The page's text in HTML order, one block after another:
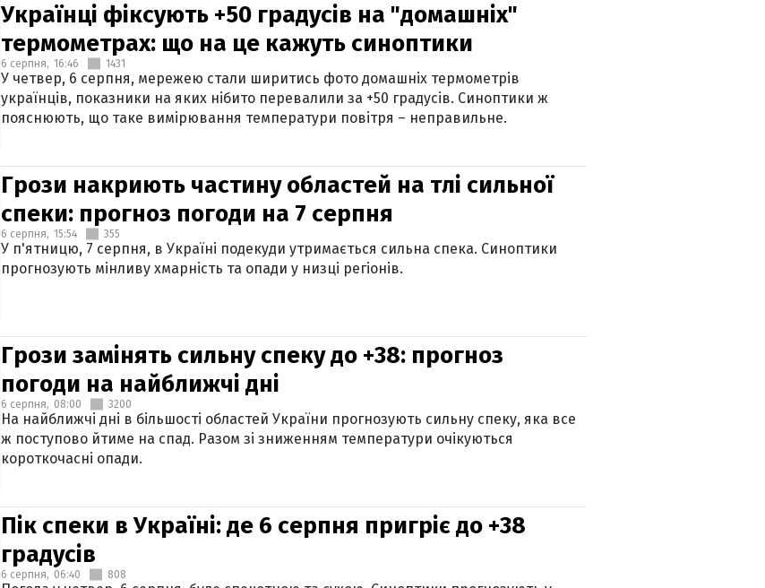
Українці фіксують +50 градусів на "домашніх"
термометрах: що на це кажуть синоптики
6 серпня, 16:46 1431
У четвер, 6 серпня, мережею стали ширитись фото домашніх термометрів
українців, показники на яких нібито перевалили за +50 градусів. Синоптики ж
пояснюють, що таке вимірювання температури повітря – неправильне.
Грози накриють частину областей на тлі сильної
спеки: прогноз погоди на 7 серпня
6 серпня, 15:54 355
У п'ятницю, 7 серпня, в Україні подекуди утримається сильна спека. Синоптики
прогнозують мінливу хмарність та опади у низці регіонів.
Грози замінять сильну спеку до +38: прогноз
погоди на найближчі дні
6 серпня, 08:00 3200
На найближчі дні в більшості областей України прогнозують сильну спеку, яка все
ж поступово йтиме на спад. Разом зі зниженням температури очікуються
короткочасні опади.
Пік спеки в Україні: де 6 серпня пригріє до +38
градусів
6 серпня, 06:40 808